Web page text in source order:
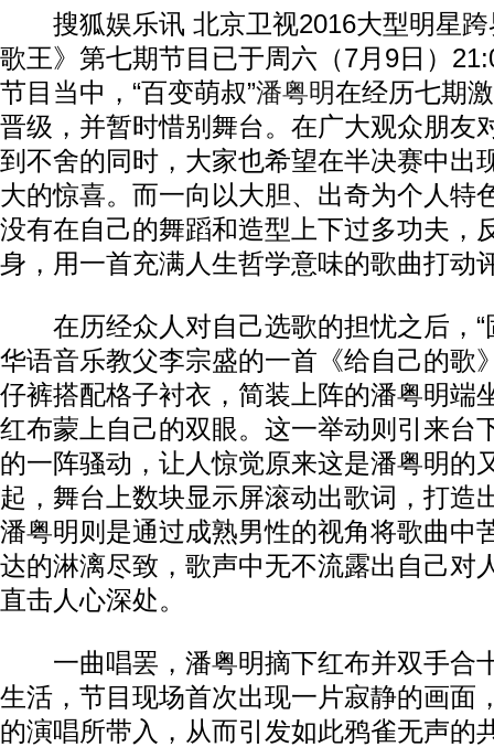
搜狐娱乐讯 北京卫视2016大型明星跨
歌王》第七期节目已于周六（7月9日）
节目当中，“百变萌叔”潘粤明在经历七期
晋级，并暂时惜别舞台。在广大观众朋友
到不舍的同时，大家也希望在半决赛中出
大的惊喜。而一向以大胆、出奇为个人特
没有在自己的舞蹈和造型上下过多功夫，
身，用一首充满人生哲学意味的歌曲打动
在历经众人对自己选歌的担忧之后，“
华语音乐教父李宗盛的一首《给自己的歌
仔裤搭配格子衬衣，简装上阵的潘粤明端
红布蒙上自己的双眼。这一举动则引来台
的一阵骚动，让人惊觉原来这是潘粤明的
起，舞台上数块显示屏滚动出歌词，打造
潘粤明则是通过成熟男性的视角将歌曲中
达的淋漓尽致，歌声中无不流露出自己对
直击人心深处。
一曲唱罢，潘粤明摘下红布并双手合
生活，节目现场首次出现一片寂静的画面
的演唱所带入，从而引发如此鸦雀无声的
动物系恋人啊 | 钟欣潼体验爱情哲学 南